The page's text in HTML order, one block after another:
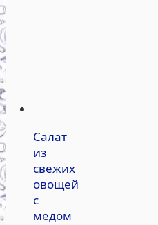
Салат
из
свежих
овощей
с
медом